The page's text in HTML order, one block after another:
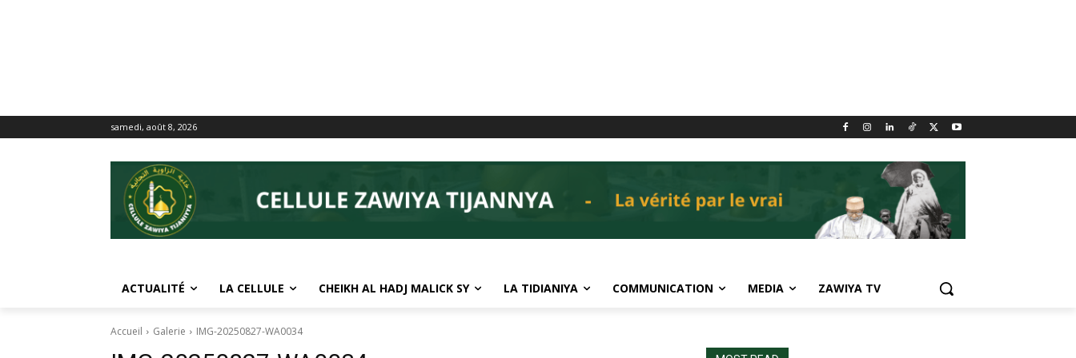
samedi, août 8, 2026
ACTUALITÉ LA CELLULE CHEIKH AL HADJ MALICK SY LA TIDIANIYA COMMUNICATION MEDIA ZAWIYA TV
Accueil Galerie IMG-20250827-WA0034